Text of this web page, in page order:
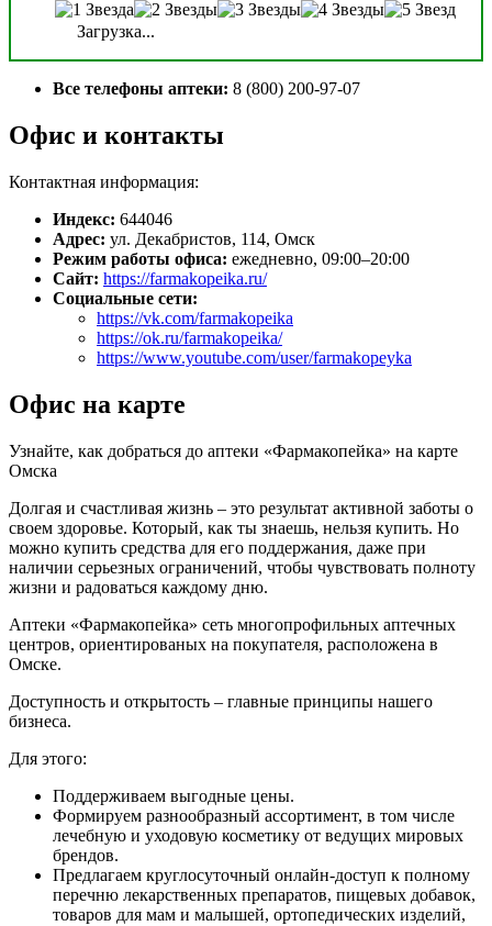
Загрузка...
Все телефоны аптеки: 8 (800) 200-97-07
Офис и контакты
Контактная информация:
Индекс: 644046
Адрес: ул. Декабристов, 114, Омск
Режим работы офиса: ежедневно, 09:00–20:00
Сайт: https://farmakopeika.ru/
Социальные сети:
https://vk.com/farmakopeika
https://ok.ru/farmakopeika/
https://www.youtube.com/user/farmakopeyka
Офис на карте
Узнайте, как добраться до аптеки «Фармакопейка» на карте
Омска
Долгая и счастливая жизнь – это результат активной заботы о
своем здоровье. Который, как ты знаешь, нельзя купить. Но
можно купить средства для его поддержания, даже при
наличии серьезных ограничений, чтобы чувствовать полноту
жизни и радоваться каждому дню.
Аптеки «Фармакопейка» сеть многопрофильных аптечных
центров, ориентированых на покупателя, расположена в
Омске.
Доступность и открытость – главные принципы нашего
бизнеса.
Для этого:
Поддерживаем выгодные цены.
Формируем разнообразный ассортимент, в том числе
лечебную и уходовую косметику от ведущих мировых
брендов.
Предлагаем круглосуточный онлайн-доступ к полному
перечню лекарственных препаратов, пищевых добавок,
товаров для мам и малышей, ортопедических изделий,